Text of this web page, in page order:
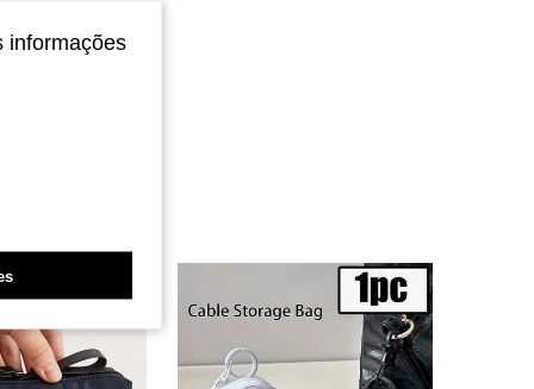
informações